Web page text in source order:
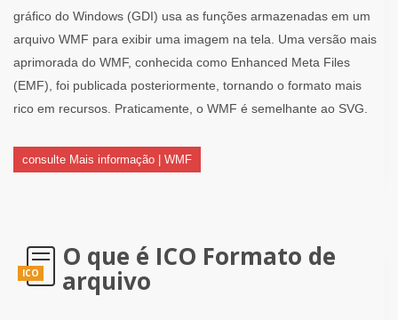
gráfico do Windows (GDI) usa as funções armazenadas em um
arquivo WMF para exibir uma imagem na tela. Uma versão mais
aprimorada do WMF, conhecida como Enhanced Meta Files
(EMF), foi publicada posteriormente, tornando o formato mais
rico em recursos. Praticamente, o WMF é semelhante ao SVG.
consulte Mais informação | WMF
ICO
O que é ICO Formato de
arquivo